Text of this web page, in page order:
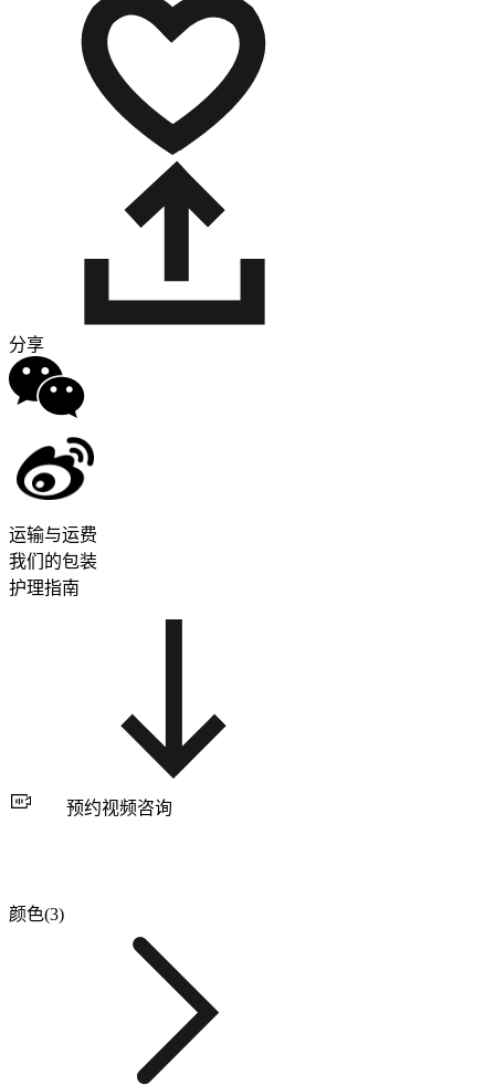
分享
运输与运费
我们的包装
护理指南
预约视频咨询
颜色(3)